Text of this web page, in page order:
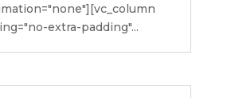
extra-padding"...